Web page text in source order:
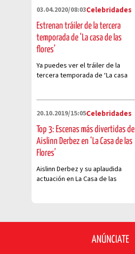
03.04.2020/08:03Celebridades
Estrenan tráiler de la tercera
temporada de ‘La casa de las
flores’
Ya puedes ver el tráiler de la
tercera temporada de ‘La casa
20.10.2019/15:05Celebridades
Top 3: Escenas más divertidas de
Aislinn Derbez en ‘La Casa de las
Flores’
Aislinn Derbez y su aplaudida
actuación en La Casa de las
ANÚNCIATE